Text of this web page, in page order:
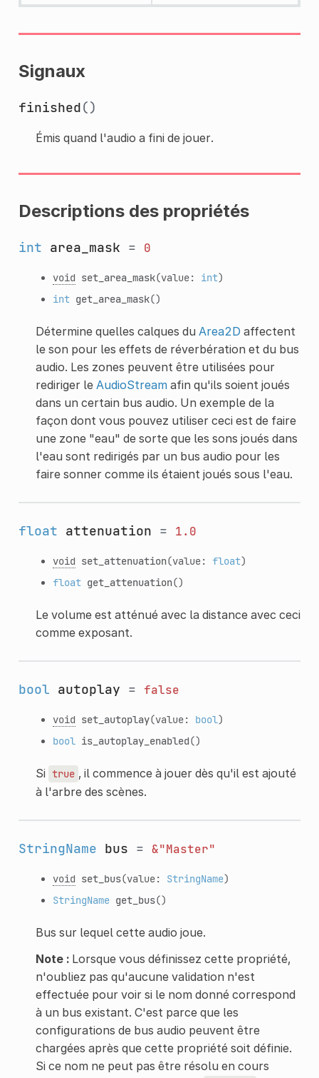
Signaux
finished()
Émis quand l'audio a fini de jouer.
Descriptions des propriétés
int area_mask = 0
void set_area_mask(value: int)
int get_area_mask()
Détermine quelles calques du Area2D affectent
le son pour les effets de réverbération et du bus
audio. Les zones peuvent être utilisées pour
rediriger le AudioStreamafin qu'ils soient joués
dans un certain bus audio. Un exemple de la
façon dont vous pouvez utiliser ceci est de faire
une zone "eau" de sorte que les sons joués dans
l'eau sont redirigés par un bus audio pour les
faire sonner comme ils étaient joués sous l'eau.
float attenuation = 1.0
void set_attenuation(value: float)
float get_attenuation()
Le volume est atténué avec la distance avec ceci
comme exposant.
bool autoplay = false
void set_autoplay(value: bool)
bool is_autoplay_enabled()
Si true , il commence à jouer dès qu'il est ajouté
à l'arbre des scènes.
StringName bus = &"Master"
void set_bus(value: StringName)
StringName get_bus()
Bus sur lequel cette audio joue.
Note :Lorsque vous définissez cette propriété,
n'oubliez pas qu'aucune validation n'est
effectuée pour voir si le nom donné correspond
à un bus existant. C'est parce que les
configurations de bus audio peuvent être
chargées après que cette propriété soit définie.
Si ce nom ne peut pas être résolu en cours